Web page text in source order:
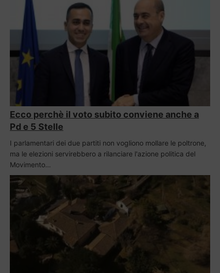
Ecco perchè il voto subito conviene anche a
Pd e 5 Stelle
I parlamentari dei due partiti non vogliono mollare le poltrone,
ma le elezioni servirebbero a rilanciare l'azione politica del
Movimento…